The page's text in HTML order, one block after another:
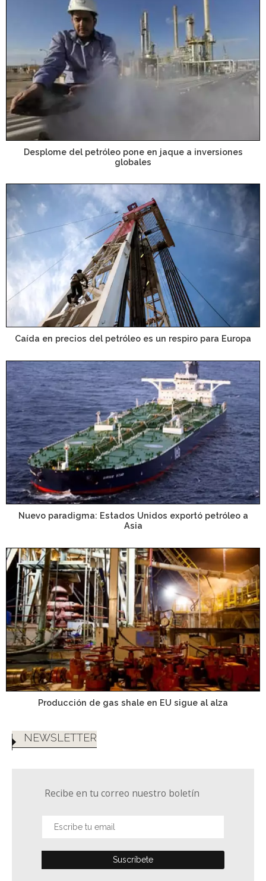
Desplome del petróleo pone en jaque a inversiones
globales
Caída en precios del petróleo es un respiro para Europa
Nuevo paradigma: Estados Unidos exportó petróleo a
Asia
Producción de gas shale en EU sigue al alza
NEWSLETTER
Recibe en tu correo nuestro boletín